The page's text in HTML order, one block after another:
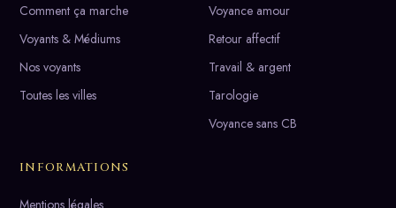
Comment ça marche
Voyants & Médiums
Nos voyants
Toutes les villes
Voyance amour
Retour affectif
Travail & argent
Tarologie
Voyance sans CB
INFORMATIONS
Mentions légales